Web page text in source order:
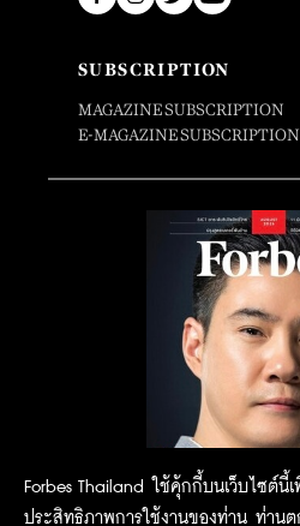
Forbes Thailand ใช้คุ้กกี้บนเว็บไซต์นี้เ
ประสิทธิภาพการใช้งานของท่าน ท่านต
SUBSCRIPTION
MAGAZINE SUBSCRIPTION
E-MAGAZINE SUBSCRIPTION